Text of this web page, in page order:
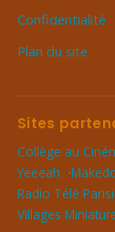
Confidentialité
Plan du site
Sites
Collège au
Yeeeah
Radio Télé
Villages